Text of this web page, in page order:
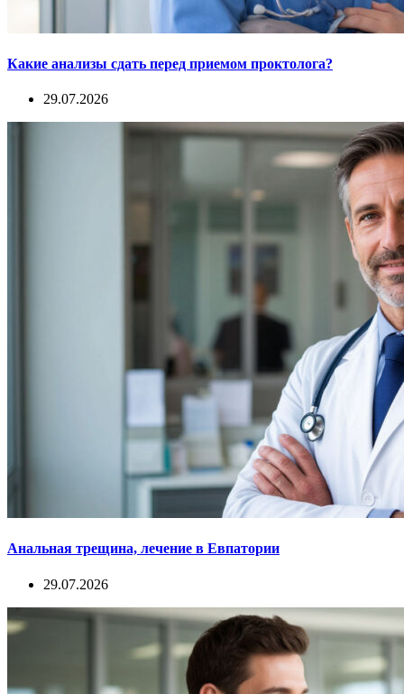
Какие анализы сдать перед приемом проктолога?
29.07.2026
Анальная трещина, лечение в Евпатории
29.07.2026